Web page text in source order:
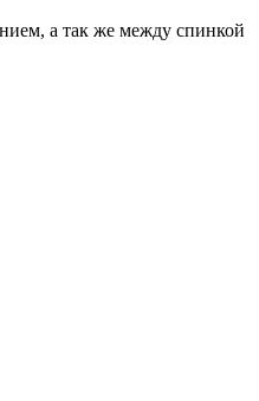
а так же между спинкой